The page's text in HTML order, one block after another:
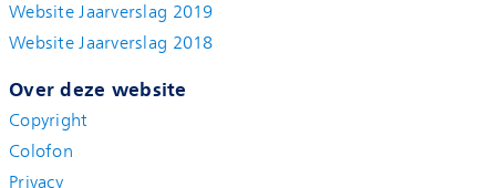
Website Jaarverslag 2019
Website Jaarverslag 2018
Over deze website
Copyright
Colofon
Privacy